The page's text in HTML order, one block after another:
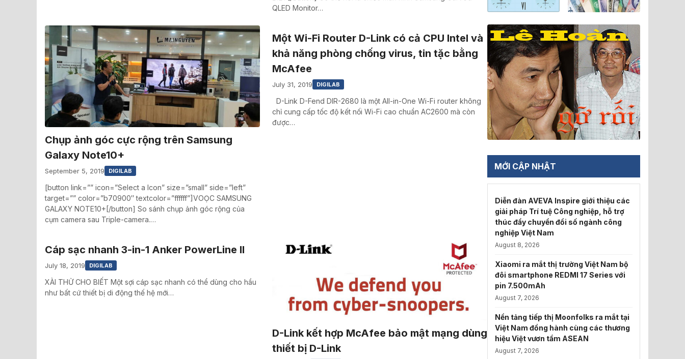
QLED Monitor…
Chụp ảnh góc cực rộng trên Samsung
Galaxy Note10+
September 5, 2019 DIGILAB
[button link=”” icon=”Select a Icon” size=”small” side=”left”
target=”” color=”b70900″ textcolor=”ffffff”]VOỌC SAMSUNG
GALAXY NOTE10+[/button] So sánh chụp ảnh góc rộng của
cụm camera sau Triple-camera.…
Một Wi-Fi Router D-Link có cả CPU Intel và
khả năng phòng chống virus, tin tặc bằng
McAfee
July 31, 2019 DIGILAB
D-Link D-Fend DIR-2680 là một All-in-One Wi-Fi router không
chỉ cung cấp tốc độ kết nối Wi-Fi cao chuẩn AC2600 mà còn
được…
Cáp sạc nhanh 3-in-1 Anker PowerLine II
July 18, 2019 DIGILAB
XÀI THỬ CHO BIẾT Một sợi cáp sạc nhanh có thể dùng cho hầu
như bất cứ thiết bị di động thế hệ mới…
D-Link kết hợp McAfee bảo mật mạng dùng
thiết bị D-Link
MỚI CẬP NHẬT
Diễn đàn AVEVA Inspire giới thiệu các
giải pháp Trí tuệ Công nghiệp, hỗ trợ
thúc đẩy chuyển đổi số ngành công
nghiệp Việt Nam
August 8, 2026
Xiaomi ra mắt thị trường Việt Nam bộ
đôi smartphone REDMI 17 Series với
pin 7.500mAh
August 7, 2026
Nền tảng tiếp thị Moonfolks ra mắt tại
Việt Nam đồng hành cùng các thương
hiệu Việt vươn tầm ASEAN
August 7, 2026